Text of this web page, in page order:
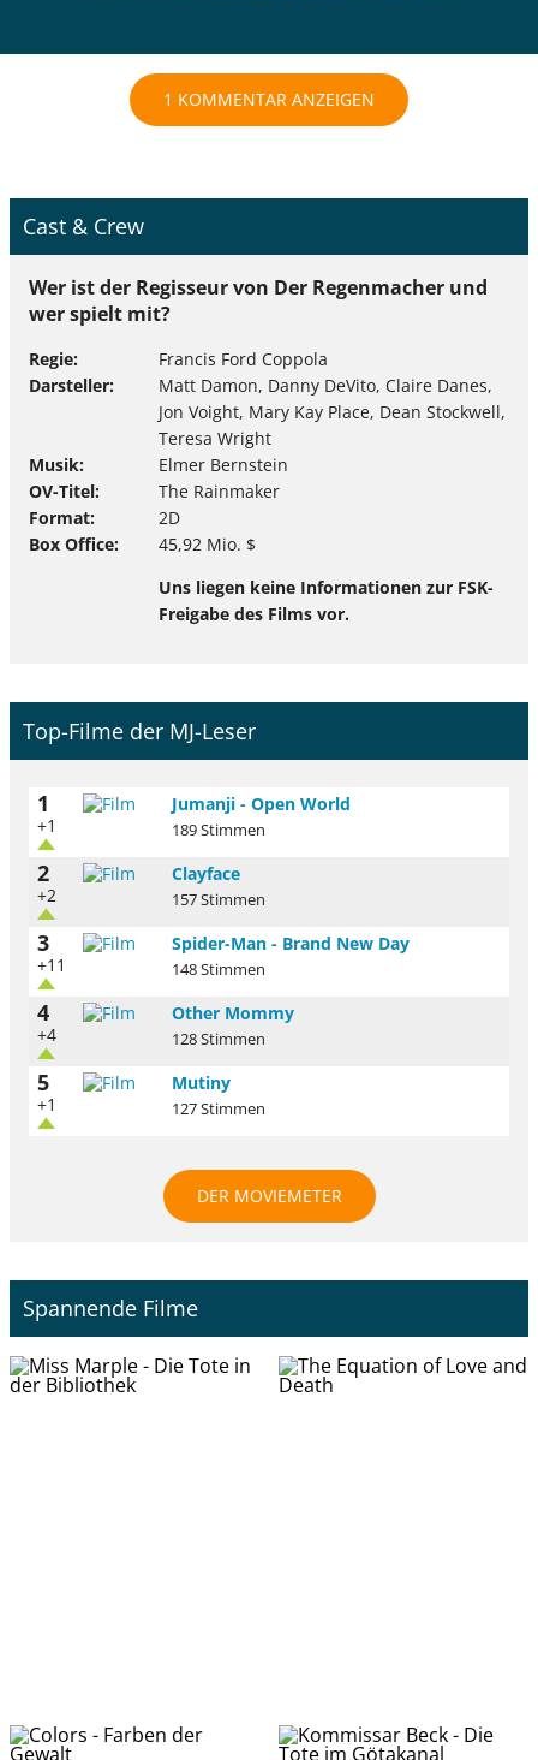
1 KOMMENTAR ANZEIGEN
Cast & Crew
Wer ist der Regisseur von Der Regenmacher und
wer spielt mit?
Regie
Francis Ford Coppola
Darsteller
Matt Damon, Danny DeVito, Claire Danes,
Jon Voight, Mary Kay Place, Dean Stockwell,
Teresa Wright
Musik
Elmer Bernstein
OV-Titel
The Rainmaker
Format
2D
Box Office
45,92 Mio. $
Uns liegen keine Informationen zur FSK-
Freigabe des Films vor.
Top-Filme der MJ-Leser
1
+1
Jumanji - Open World
189 Stimmen
2
+2
Clayface
157 Stimmen
3
+11
Spider-Man - Brand New Day
148 Stimmen
4
+4
Other Mommy
128 Stimmen
5
+1
Mutiny
127 Stimmen
DER MOVIEMETER
Spannende Filme